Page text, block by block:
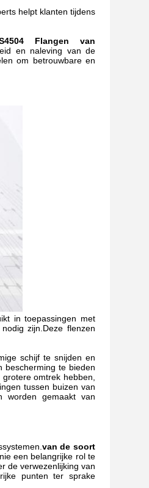
helpt klanten tijdens
Flangen van
en naleving van de
om betrouwbare en
in toepassingen met
zijn.Deze flenzen
schijf te snijden en
bescherming te bieden
grotere omtrek hebben,
tussen buizen van
worden gemaakt van
van de soort
een belangrijke rol te
de verwezenlijking van
punten ter sprake